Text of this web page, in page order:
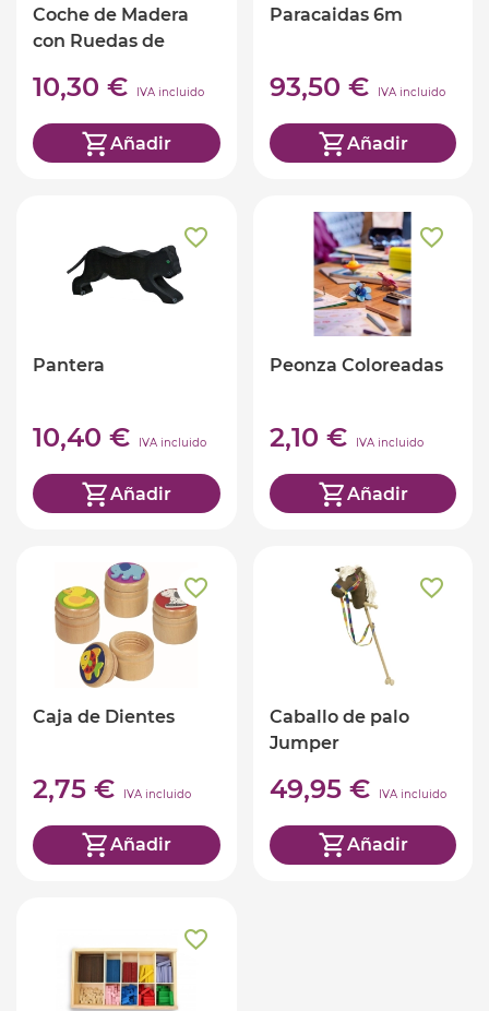
Coche de Madera
con Ruedas de
10,30 € IVA incluido
Añadir
Paracaidas 6m
93,50 € IVA incluido
Añadir
Pantera
10,40 € IVA incluido
Añadir
Peonza Coloreadas
2,10 € IVA incluido
Añadir
Caja de Dientes
2,75 € IVA incluido
Añadir
Caballo de palo
Jumper
49,95 € IVA incluido
Añadir